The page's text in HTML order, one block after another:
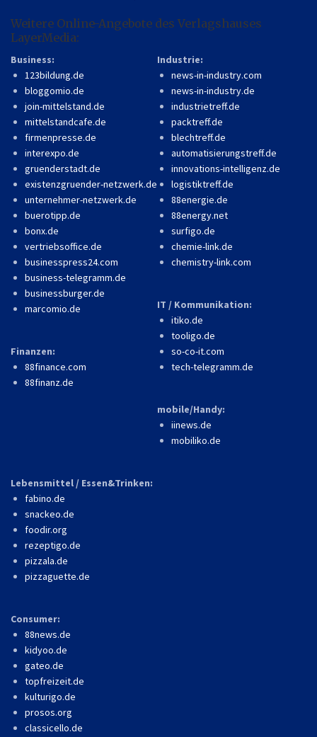
Weitere Online-Angebote des Verlagshauses
LayerMedia:
Business:
123bildung.de
bloggomio.de
join-mittelstand.de
mittelstandcafe.de
firmenpresse.de
interexpo.de
gruenderstadt.de
existenzgruender-netzwerk.de
unternehmer-netzwerk.de
buerotipp.de
bonx.de
vertriebsoffice.de
businesspress24.com
business-telegramm.de
businessburger.de
marcomio.de
Finanzen:
88finance.com
88finanz.de
Industrie:
news-in-industry.com
news-in-industry.de
industrietreff.de
packtreff.de
blechtreff.de
automatisierungstreff.de
innovations-intelligenz.de
logistiktreff.de
88energie.de
88energy.net
surfigo.de
chemie-link.de
chemistry-link.com
IT / Kommunikation:
itiko.de
tooligo.de
so-co-it.com
tech-telegramm.de
mobile/Handy:
iinews.de
mobiliko.de
Lebensmittel / Essen&Trinken:
fabino.de
snackeo.de
foodir.org
rezeptigo.de
pizzala.de
pizzaguette.de
Consumer:
88news.de
kidyoo.de
gateo.de
topfreizeit.de
kulturigo.de
prosos.org
classicello.de